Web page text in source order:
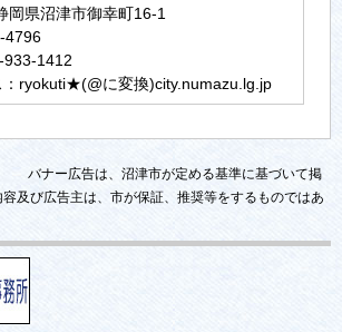
県沼津市御幸町16-1
4796
933-1412
：ryokuti★(@に変換)city.numazu.lg.jp
バナー広告は、沼津市が定める基準に基づいて掲
及び広告主は、市が保証、推奨等をするものではあ